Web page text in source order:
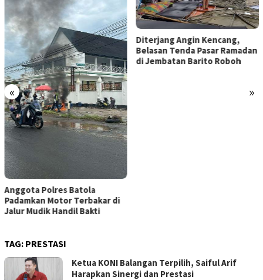
« »
Anggota Polres Batola
Padamkan Motor Terbakar di
Jalur Mudik Handil Bakti
Diterjang Angin Kencang,
Belasan Tenda Pasar Ramadan
di Jembatan Barito Roboh
TAG: PRESTASI
Ketua KONI Balangan Terpilih, Saiful Arif
Harapkan Sinergi dan Prestasi